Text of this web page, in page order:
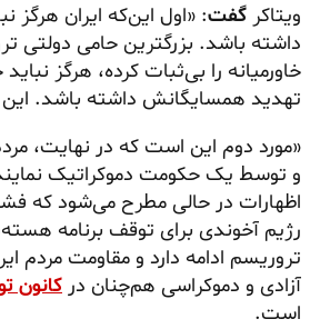
ویتاکر گفت: «اول این‌که ایران هرگز
داشته باشد. بزرگترین حامی دولتی
خاورمیانه را بی‌ثبات کرده، هرگز
تهدید همسایگانش داشته باشد.
«مورد دوم این است که در نهایت،
و توسط یک حکومت دموکراتیک
اظهارات در حالی مطرح می‌شود که
رژیم آخوندی برای توقف برنامه
تروریسم ادامه دارد و مقاومت مردم
آزادی و دموکراسی هم‌چنان در کانون
است.